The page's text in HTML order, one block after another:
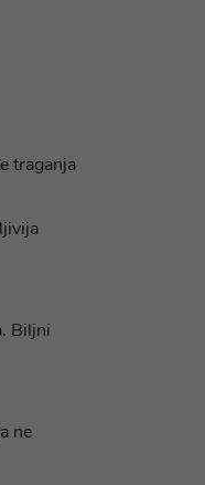
traganja
Biljni
ne